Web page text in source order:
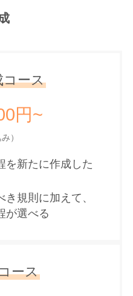
コース
円~
）
を新たに作成した
規則に加えて、
が選べる
ース